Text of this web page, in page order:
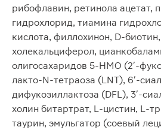
рибофлавин, ретинола ацетат,
гидрохлорид, тиамина
кислота, филлохинон, D-
холекальциферол,
олигосахаридов 5-HMO (2'-
лакто-N-тетраоза (LNT), 6'-
дифукозиллактоза (DFL), 3'-
холин битартрат, L-цистин, L-
таурин, эмульгатор (соевый